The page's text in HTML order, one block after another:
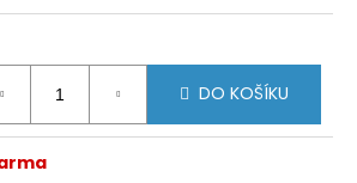
DO KOŠÍKU